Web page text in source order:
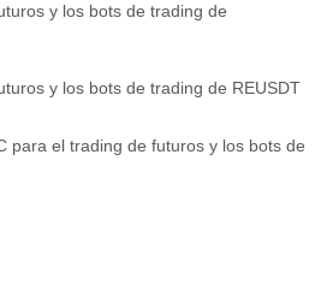
y los bots de trading de
y los bots de trading de REUSDT
para el trading de futuros y los bots de